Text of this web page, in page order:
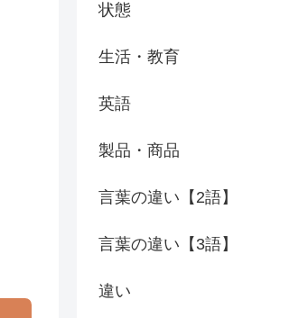
状態
生活・教育
英語
製品・商品
言葉の違い【2語】
言葉の違い【3語】
違い